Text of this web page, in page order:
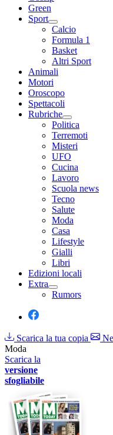
Green
Sport
Calcio
Formula 1
Basket
Altri Sport
Animali
Motori
Oroscopo
Spettacoli
Rubriche
Politica
Terremoti
Misteri
UFO
Cucina
Lavoro
Scuola news
Tecno
Salute
Moda
Casa
Lifestyle
Gialli
Libri
Edizioni locali
Extra
Rumors
Scarica la tua copia
Moda
Scarica la
versione
sfogliabile